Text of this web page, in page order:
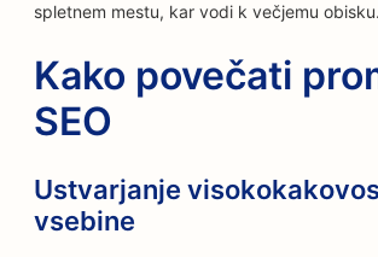
spletnem mestu, kar vodi k večjemu obisku.
Kako povečati
SEO
Ustvarjanje
vsebine